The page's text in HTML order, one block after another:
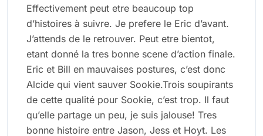
Effectivement peut etre beaucoup top
d’histoires à suivre. Je prefere le Eric d’avant.
J’attends de le retrouver. Peut etre bientot,
etant donné la tres bonne scene d’action finale.
Eric et Bill en mauvaises postures, c’est donc
Alcide qui vient sauver Sookie.Trois soupirants
de cette qualité pour Sookie, c’est trop. Il faut
qu’elle partage un peu, je suis jalouse! Tres
bonne histoire entre Jason, Jess et Hoyt. Les